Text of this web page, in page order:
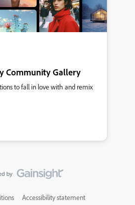
Community Gallery
to fall in love with and remix
Accessibility statement